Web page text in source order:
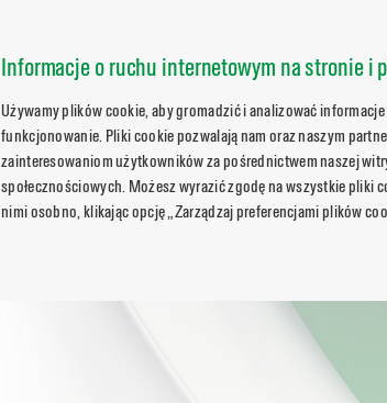
Informacje o ruchu internetowym na stronie i
Używamy plików cookie, aby gromadzić i analizować
funkcjonowanie. Pliki cookie pozwalają nam oraz naszym
zainteresowaniom użytkowników za pośrednictwem naszej
społecznościowych. Możesz wyrazić zgodę na wszystkie pliki
nimi osobno, klikając opcję „Zarządzaj preferencjami plików